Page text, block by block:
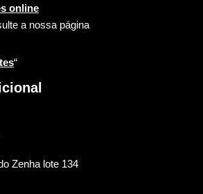
online
a nossa página
“
Zenha lote 134